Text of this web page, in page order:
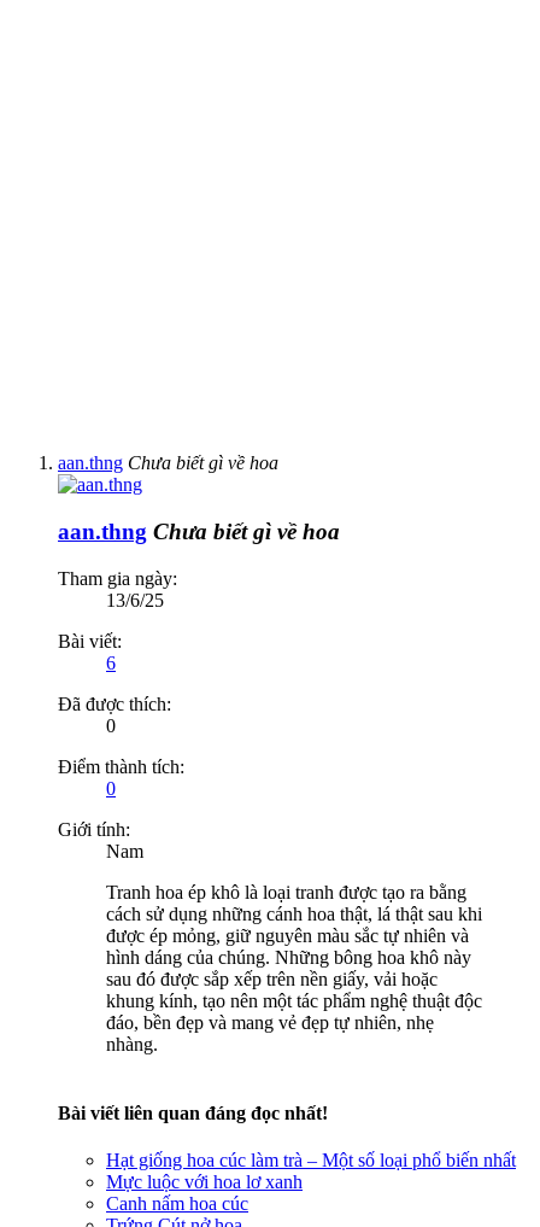
aan.thng Chưa biết gì về hoa
aan.thng Chưa biết gì về hoa
Tham gia ngày:
13/6/25
Bài viết:
6
Đã được thích:
0
Điểm thành tích:
0
Giới tính:
Nam
Tranh hoa ép khô là loại tranh được tạo ra bằng
cách sử dụng những cánh hoa thật, lá thật sau khi
được ép mỏng, giữ nguyên màu sắc tự nhiên và
hình dáng của chúng. Những bông hoa khô này
sau đó được sắp xếp trên nền giấy, vải hoặc
khung kính, tạo nên một tác phẩm nghệ thuật độc
đáo, bền đẹp và mang vẻ đẹp tự nhiên, nhẹ
nhàng.
Bài viết liên quan đáng đọc nhất!
Hạt giống hoa cúc làm trà – Một số loại phổ biến nhất
Mực luộc với hoa lơ xanh
Canh nấm hoa cúc